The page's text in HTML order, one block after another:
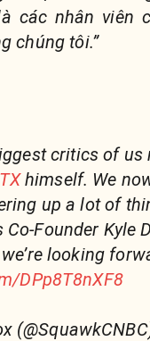
các nhân viên
chúng tôi.”
critics of
himself. We
up a lot of
Founder Kyle
looking
DPp8T8nXF8